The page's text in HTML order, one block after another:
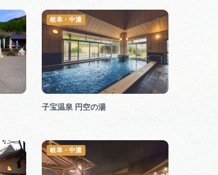
子宝温泉 円空の湯
岐阜・中濃
岐阜・中濃